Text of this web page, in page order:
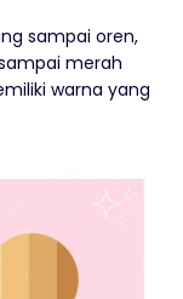
sampai oren,
merah
warna yang